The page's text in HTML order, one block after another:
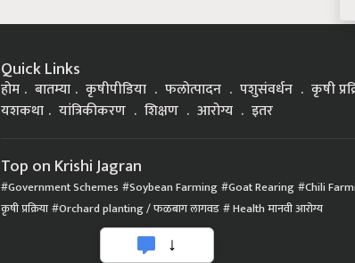
Quick Links
होम बातम्या कृषीपीडिया फलोत्पादन पशुसंवर्धन
कृषी
यशकथा
यांत्रिकीकरण शिक्षण आरोग्य इतर
Top on Krishi Jagran
Government Schemes Soybean Farming Goat Rearing Chili
कृषी प्रक्रिया Orchard planting / फळबाग लागवड Health मानवी आरोग्य